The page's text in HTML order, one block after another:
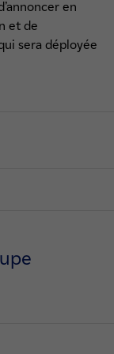
en
et de
sera déployée